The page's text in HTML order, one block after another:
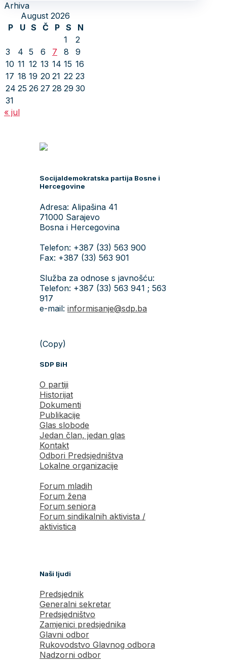
Arhiva
August 2026
P
U S Č P S
N
1
2
3
4 5 6 7 8
9
10 11 12 13 14 15 16
17 18 19 20 21 22 23
24 25 26 27 28 29 30
31
« jul
Socijaldemokratska partija Bosne i
Hercegovine
Adresa: Alipašina 41
71000 Sarajevo
Bosna i Hercegovina
Telefon: +387 (33) 563 900
Fax: +387 (33) 563 901
Služba za odnose s javnošću:
Telefon: +387 (33) 563 941 ; 563
917
e-mail: informisanje@sdp.ba
(Copy)
SDP BiH
O partiji
Historijat
Dokumenti
Publikacije
Glas slobode
Jedan član, jedan glas
Kontakt
Odbori Predsjedništva
Lokalne organizacije
Forum mladih
Forum žena
Forum seniora
Forum sindikalnih aktivista /
aktivistica
Naši ljudi
Predsjednik
Generalni sekretar
Predsjedništvo
Zamjenici predsjednika
Glavni odbor
Rukovodstvo Glavnog odbora
Nadzorni odbor